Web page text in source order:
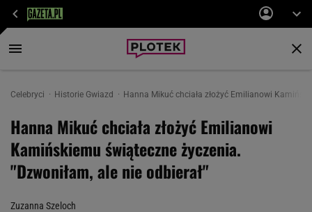
Celebryci Historie Gwiazd Hanna Mikuć chciała złożyć Emilianowi
Hanna Mikuć chciała złożyć Emilianowi
Kamińskiemu świąteczne życzenia.
"Dzwoniłam, ale nie odbierał"
Zuzanna Szeloch